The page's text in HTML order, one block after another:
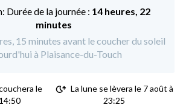
Durée de la journée : 14 heures, 22
minutes
15 minutes avant le coucher du soleil
à Plaisance-du-Touch
le
La lune se lèvera le 7 août à
23:25